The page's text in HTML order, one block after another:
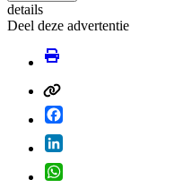
details
Deel deze advertentie